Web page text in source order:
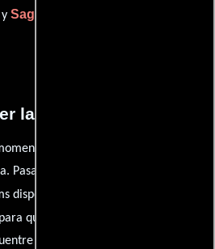
Sagar Sarhadi
la películas Deewana?
no contamos con enlaces a
Pasa por nuestro catálogo de
disponibles. También puedes
para que le demos prioridad y te
disponible